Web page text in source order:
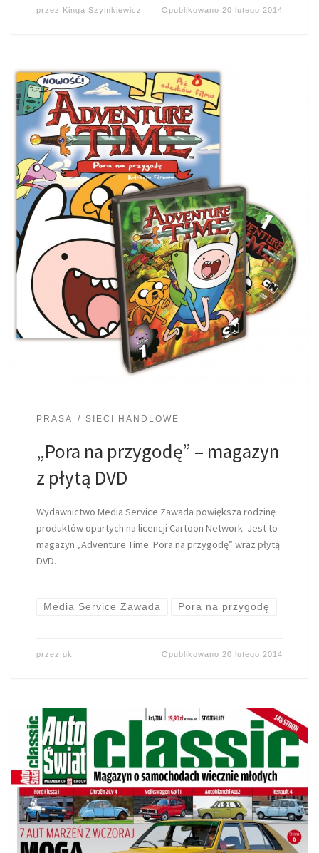
przez Kinga Szymkiewicz Opublikowano 20 lutego 2014
PRASA SIECI HANDLOWE
„Pora na przygodę” – magazyn
z płytą DVD
Wydawnictwo Media Service Zawada powiększa rodzinę
produktów opartych na licencji Cartoon Network. Jest to
magazyn „Adventure Time. Pora na przygodę” wraz płytą
DVD.
Media Service Zawada Pora na przygodę
przez gk Opublikowano 20 lutego 2014